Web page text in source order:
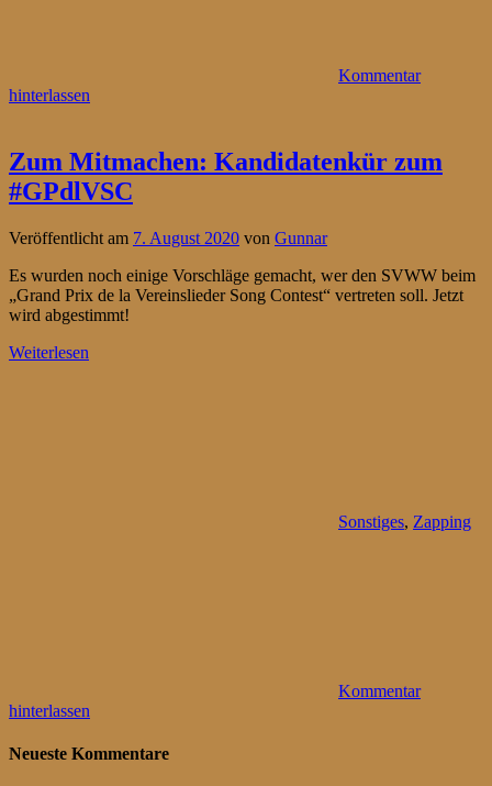
Kommentar
hinterlassen
Zum Mitmachen: Kandidatenkür zum
#GPdlVSC
Veröffentlicht am 7. August 2020 von Gunnar
Es wurden noch einige Vorschläge gemacht, wer den SVWW beim
„Grand Prix de la Vereinslieder Song Contest“ vertreten soll. Jetzt
wird abgestimmt!
Weiterlesen
Sonstiges, Zapping
Kommentar
hinterlassen
Neueste Kommentare